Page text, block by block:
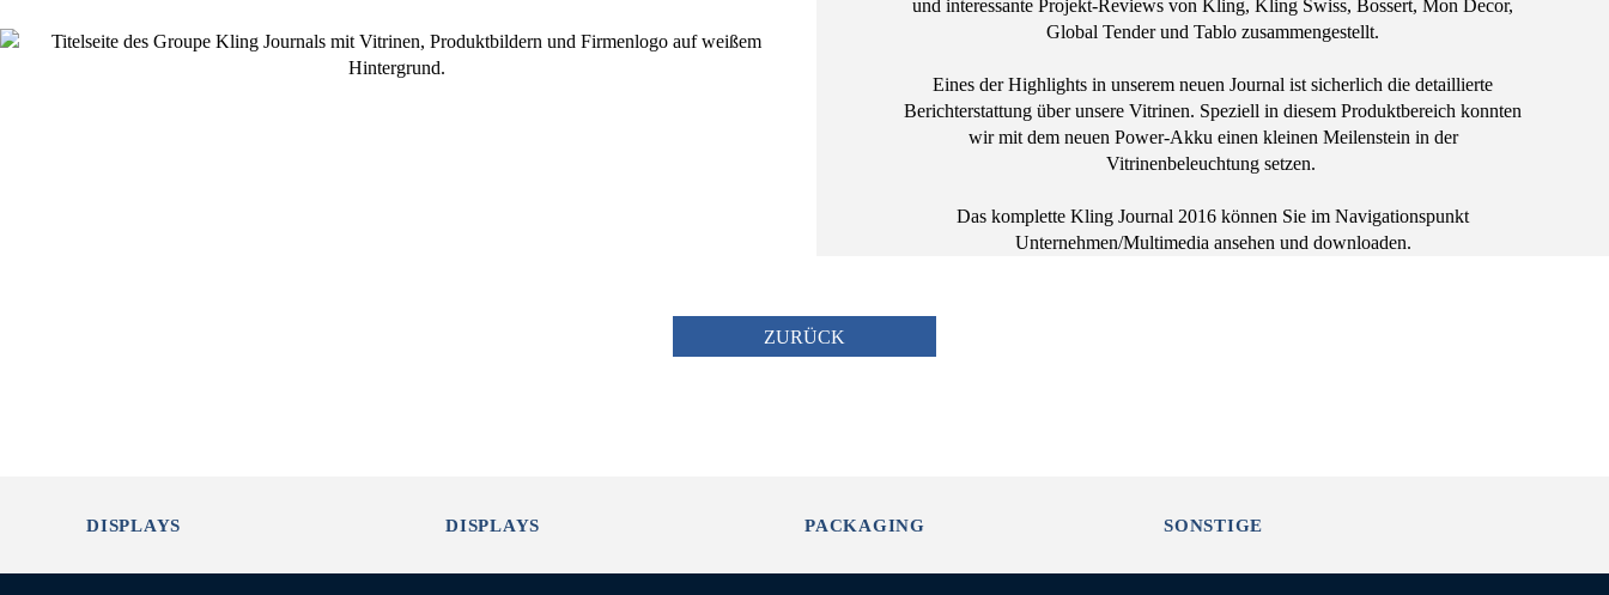
und interessante Projekt-Reviews von Kling, Kling Swiss, Bossert, Mon Decor,
Global Tender und Tablo zusammengestellt.
Eines der Highlights in unserem neuen Journal ist sicherlich die detaillierte
Berichterstattung über unsere Vitrinen. Speziell in diesem Produktbereich konnten
wir mit dem neuen Power-Akku einen kleinen Meilenstein in der
Vitrinenbeleuchtung setzen.
Das komplette Kling Journal 2016 können Sie im Navigationspunkt
Unternehmen/Multimedia ansehen und downloaden.
ZURÜCK
DISPLAYS DISPLAYS PACKAGING SONSTIGE